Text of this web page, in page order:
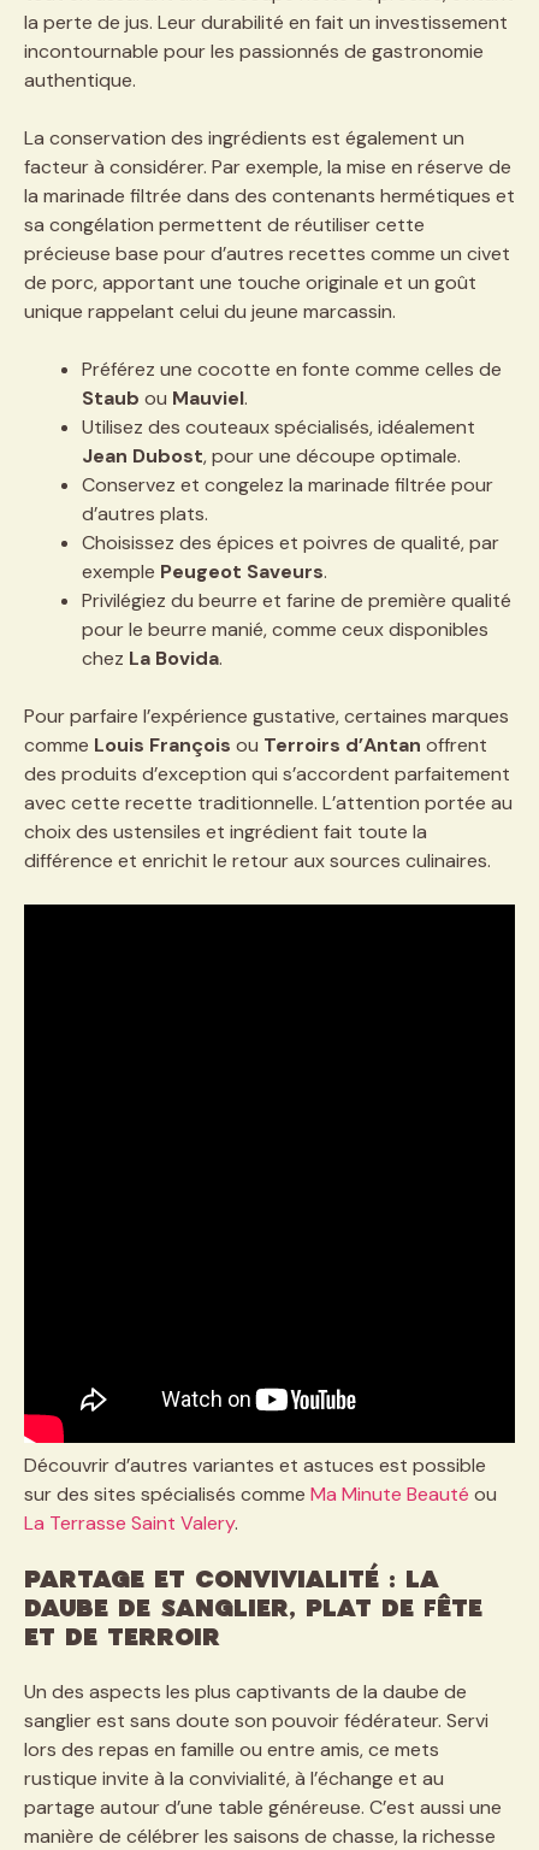
la perte de jus. Leur durabilité en fait un investissement
incontournable pour les passionnés de gastronomie
authentique.
La conservation des ingrédients est également un
facteur à considérer. Par exemple, la mise en réserve de
la marinade filtrée dans des contenants hermétiques et
sa congélation permettent de réutiliser cette
précieuse base pour d’autres recettes comme un civet
de porc, apportant une touche originale et un goût
unique rappelant celui du jeune marcassin.
Préférez une cocotte en fonte comme celles de
Staub ou Mauviel.
Utilisez des couteaux spécialisés, idéalement
Jean Dubost, pour une découpe optimale.
Conservez et congelez la marinade filtrée pour
d’autres plats.
Choisissez des épices et poivres de qualité, par
exemple Peugeot Saveurs.
Privilégiez du beurre et farine de première qualité
pour le beurre manié, comme ceux disponibles
chez La Bovida.
Pour parfaire l’expérience gustative, certaines marques
comme Louis François ou Terroirs d’Antan offrent
des produits d’exception qui s’accordent parfaitement
avec cette recette traditionnelle. L’attention portée au
choix des ustensiles et ingrédient fait toute la
différence et enrichit le retour aux sources culinaires.
Découvrir d’autres variantes et astuces est possible
sur des sites spécialisés comme Ma Minute Beauté ou
La Terrasse Saint Valery.
Partage et convivialité : la
daube de sanglier, plat de fête
et de terroir
Un des aspects les plus captivants de la daube de
sanglier est sans doute son pouvoir fédérateur. Servi
lors des repas en famille ou entre amis, ce mets
rustique invite à la convivialité, à l’échange et au
partage autour d’une table généreuse. C’est aussi une
manière de célébrer les saisons de chasse, la richesse